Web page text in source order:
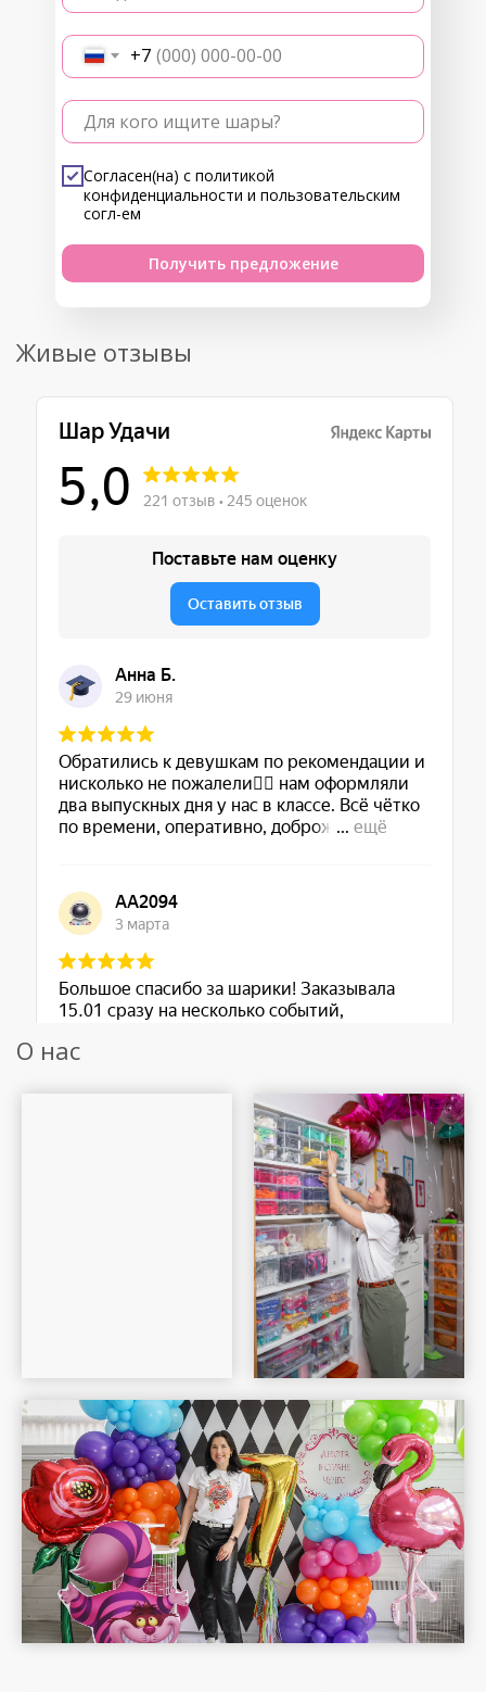
+7
Для кого ищите шары?
Согласен(на) с политикой
конфиденциальности и пользовательским
согл-ем
Получить предложение
Живые отзывы
Шар Удачи на карте Москвы — Яндекс Карты
О нас